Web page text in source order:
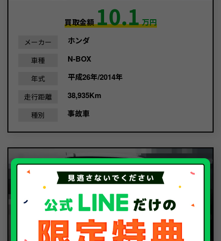
買取金額10.1万円
メーカー ホンダ
車種 N-BOX
年式 平成26年/2014年
走行距離 38,935Km
種別 事故車